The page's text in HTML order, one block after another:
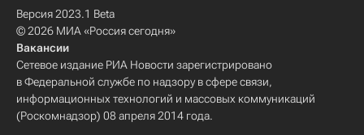
Версия 2023.1 Beta
© 2026 МИА «Россия сегодня»
Вакансии
Сетевое издание РИА Новости зарегистрировано
в Федеральной службе по надзору в сфере связи,
информационных технологий и массовых коммуникаций
(Роскомнадзор) 08 апреля 2014 года.